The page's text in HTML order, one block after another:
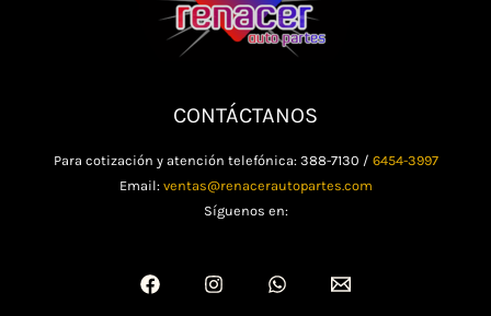
CONTÁCTANOS
Para cotización y atención telefónica: 388-7130 / 6454-3997
Email: ventas@renacerautopartes.com
Síguenos en: